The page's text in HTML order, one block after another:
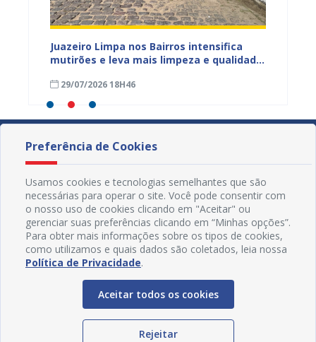
Juazeiro Limpa nos Bairros intensifica
mutirões e leva mais limpeza e qualidade
29/07/2026 18H46
Preferência de Cookies
Usamos cookies e tecnologias semelhantes que são
necessárias para operar o site. Você pode consentir com
o nosso uso de cookies clicando em "Aceitar" ou
gerenciar suas preferências clicando em “Minhas opções”.
Para obter mais informações sobre os tipos de cookies,
como utilizamos e quais dados são coletados, leia nossa
Política de Privacidade.
Aceitar todos os cookies
Rejeitar